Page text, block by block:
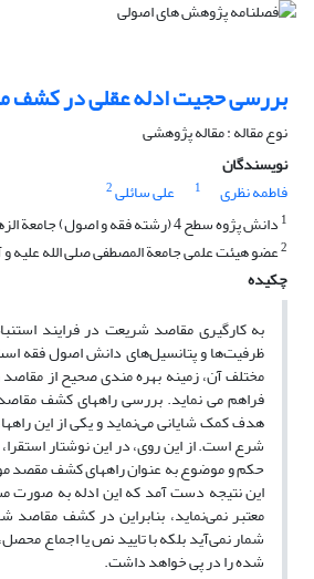
بررسی حجیت ادله عقلی در کشف
نوع مقاله : مقاله پژوهشی
نویسندگان
فاطمه نظری
1 علی سائلی2
1 دانش پژوه سطح 4 (رشته فقه و اصول) جامعة الزهرا سلام الله علیها
2عضو هیئت علمی جامعة المصطفی صلی الله علیه و
چکیده
به کارگیری مقاصد شریعت در فرایند
ظرفیت‌ها و پتانسیل‌های دانش اصول فقه
مختلف آن، زمینه بهره مندی صحیح از
فراهم می نماید. بررسی راههای کشف
هدف کمک شایانی می‌نماید و یکی از این
شرع است. از این روی، در این نوشتار
حکم و موضوع به عنوان راههای کشف مقصد
این نتیجه دست آمد که این ادله به صورت
معتبر نمی‌نماید، بنابراین در کشف مقاصد
شمار نمی‌آید بلکه با تایید نص یا اجماع
شده را در پی خواهد داشت.